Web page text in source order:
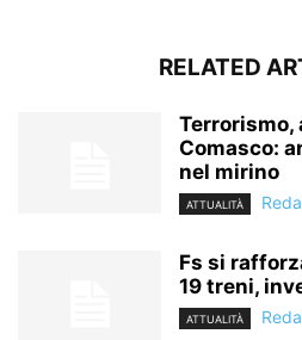
RELATED
Terrorismo,
Comasco:
nel mirino
ATTUALITÀ
Fs si
19 treni,
ATTUALITÀ